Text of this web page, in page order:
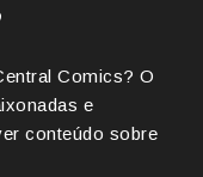
Comics? O
e
conteúdo sobre